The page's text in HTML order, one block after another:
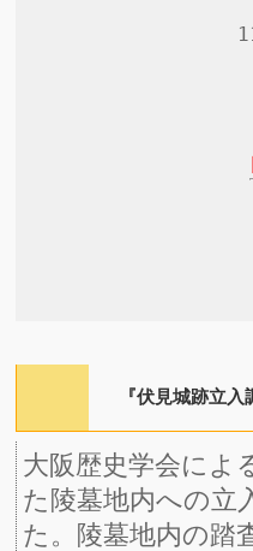
『伏見城跡立入調
大阪歴史学会によ
た陵墓地内への立
た。陵墓地内の踏